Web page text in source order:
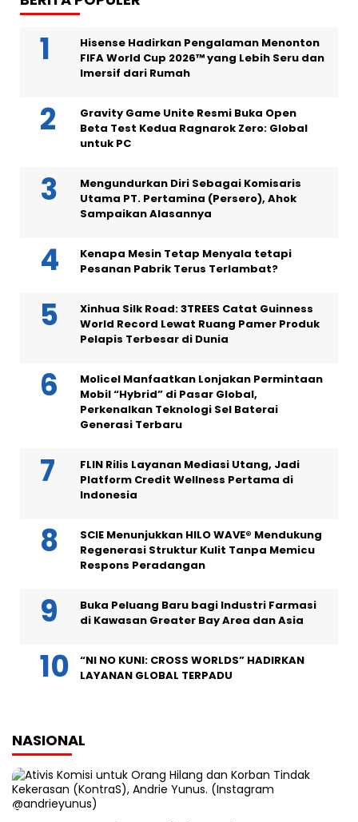
Hisense Hadirkan Pengalaman Menonton
FIFA World Cup 2026™ yang Lebih Seru dan
Imersif dari Rumah
Gravity Game Unite Resmi Buka Open
Beta Test Kedua Ragnarok Zero: Global
untuk PC
Mengundurkan Diri Sebagai Komisaris
Utama PT. Pertamina (Persero), Ahok
Sampaikan Alasannya
Kenapa Mesin Tetap Menyala tetapi
Pesanan Pabrik Terus Terlambat?
Xinhua Silk Road: 3TREES Catat Guinness
World Record Lewat Ruang Pamer Produk
Pelapis Terbesar di Dunia
Molicel Manfaatkan Lonjakan Permintaan
Mobil “Hybrid” di Pasar Global,
Perkenalkan Teknologi Sel Baterai
Generasi Terbaru
FLIN Rilis Layanan Mediasi Utang, Jadi
Platform Credit Wellness Pertama di
Indonesia
SCIE Menunjukkan HILO WAVE® Mendukung
Regenerasi Struktur Kulit Tanpa Memicu
Respons Peradangan
Buka Peluang Baru bagi Industri Farmasi
di Kawasan Greater Bay Area dan Asia
“NI NO KUNI: CROSS WORLDS” HADIRKAN
LAYANAN GLOBAL TERPADU
NASIONAL